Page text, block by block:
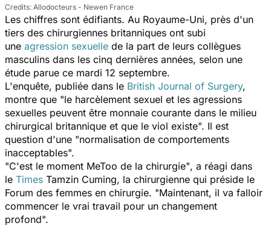
Allodocteurs - Newen France
Les chiffres sont édifiants. Au Royaume-Uni, près d'un
tiers des chirurgiennes britanniques ont subi
une agression sexuelle de la part de leurs collègues
masculins dans les cinq dernières années, selon une
étude parue ce mardi 12 septembre.
L'enquête, publiée dans le British Journal of Surgery,
montre que "le harcèlement sexuel et les agressions
sexuelles peuvent être monnaie courante dans le milieu
chirurgical britannique et que le viol existe". Il est
question d'une "normalisation de comportements
inacceptables".
"C'est le moment MeToo de la chirurgie", a réagi dans
le Times Tamzin Cuming, la chirurgienne qui préside le
Forum des femmes en chirurgie. "Maintenant, il va falloir
commencer le vrai travail pour un changement
profond".